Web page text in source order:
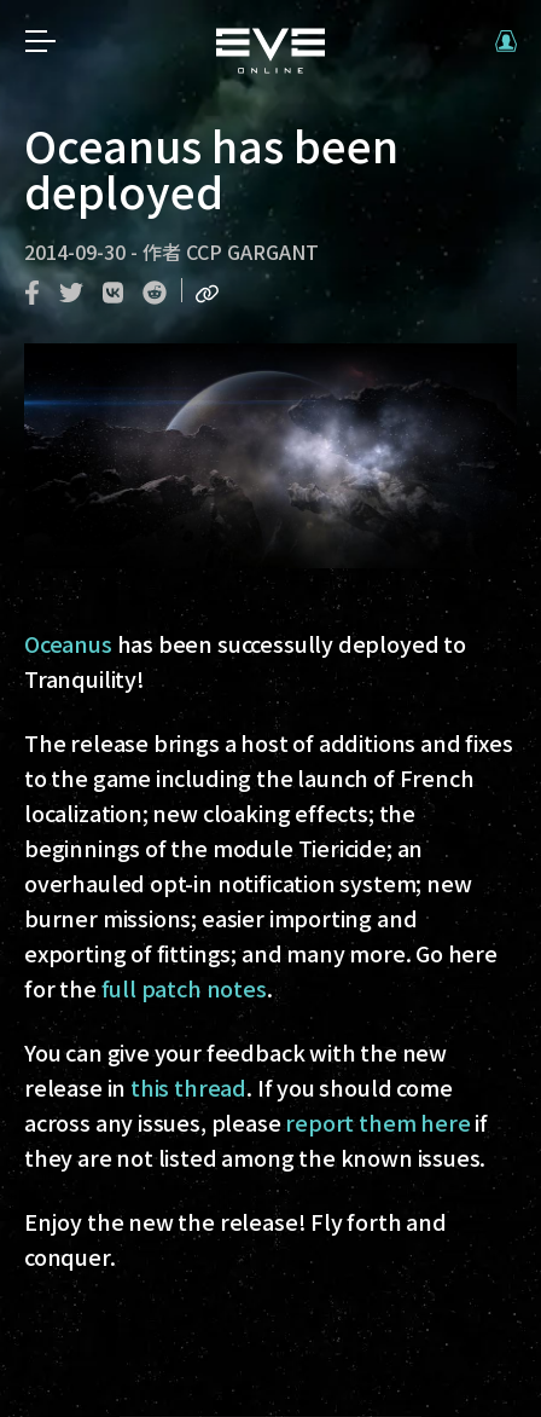
Oceanus has been
deployed
2014-09-30 - 作者 CCP GARGANT
Oceanus has been successully deployed to
Tranquility!
The release brings a host of additions and fixes
to the game including the launch of French
localization; new cloaking effects; the
beginnings of the module Tiericide; an
overhauled opt-in notification system; new
burner missions; easier importing and
exporting of fittings; and many more. Go here
for thefull patch notes.
You can give your feedback with the new
release in this thread. If you should come
across any issues, pleasereport them hereif
they are not listed among the known issues.
Enjoy the new the release! Fly forth and
conquer.